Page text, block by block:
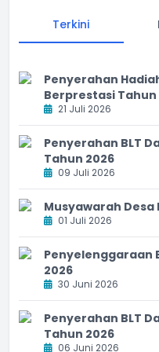
Terkini
Penyerahan
Berprestasi Tahun
21 Juli 2026
Penyerahan BLT
Tahun 2026
09 Juli 2026
Musyawarah Desa
01 Juli 2026
Penyelenggaraan
2026
30 Juni 2026
Penyerahan BLT
Tahun 2026
06 Juni 2026